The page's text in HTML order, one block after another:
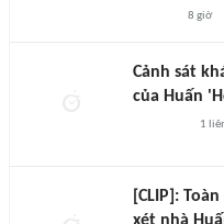
8 giờ
Cảnh sát
của Huấn
1
[CLIP]: